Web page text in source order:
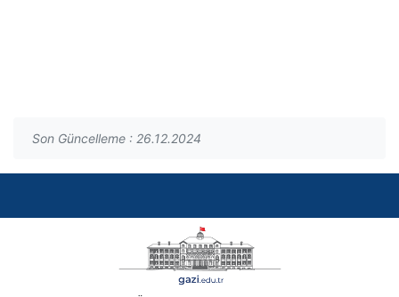
Son Güncelleme : 26.12.2024